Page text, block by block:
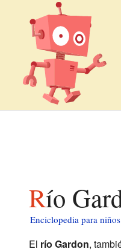
Río
Enciclopedia para niños
El río Gardon,